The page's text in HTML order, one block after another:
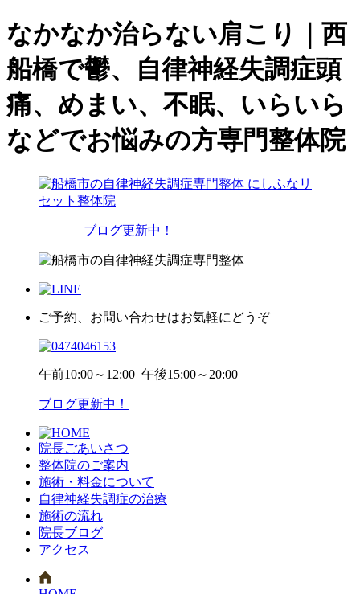
なかなか治らない肩こり｜西
船橋で鬱、自律神経失調症頭
痛、めまい、不眠、いらいら
などでお悩みの方専門整体院
ブログ更新中！
ご予約、お問い合わせはお気軽にどうぞ
午前10:00～12:00 午後15:00～20:00
ブログ更新中！
院長ごあいさつ
整体院のご案内
施術・料金について
自律神経失調症の治療
施術の流れ
院長ブログ
アクセス